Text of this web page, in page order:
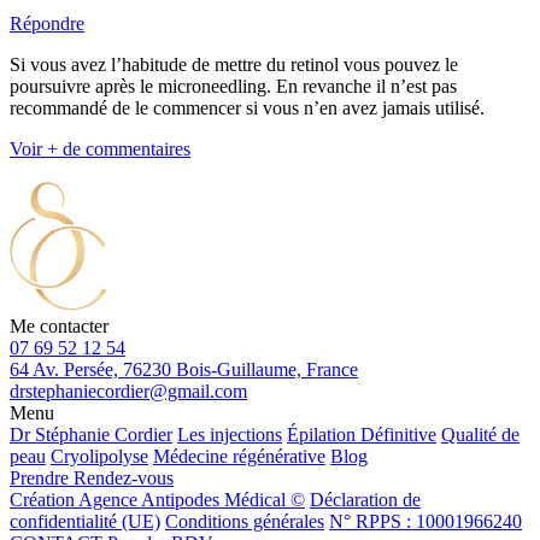
Répondre
Si vous avez l’habitude de mettre du retinol vous pouvez le
poursuivre après le microneedling. En revanche il n’est pas
recommandé de le commencer si vous n’en avez jamais utilisé.
Voir + de commentaires
Me contacter
07 69 52 12 54
64 Av. Persée, 76230 Bois-Guillaume, France
drstephaniecordier@gmail.com
Menu
Dr Stéphanie Cordier Les injections Épilation Définitive Qualité de
peau Cryolipolyse Médecine régénérative Blog
Prendre Rendez-vous
Création Agence Antipodes Médical © Déclaration de
confidentialité (UE) Conditions générales N° RPPS : 10001966240